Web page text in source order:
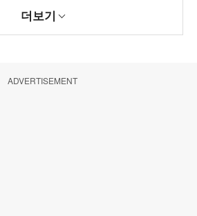
더보기
ADVERTISEMENT